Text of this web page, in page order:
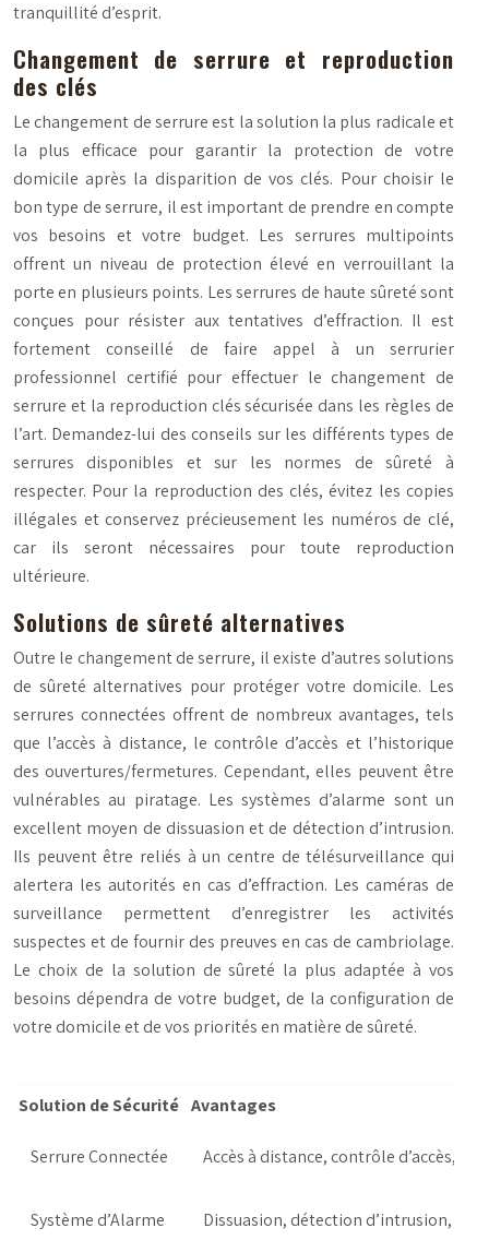
tranquillité d’esprit.
Changement de serrure et reproduction
des clés
Le changement de serrure est la solution la plus radicale et
la plus efficace pour garantir la protection de votre
domicile après la disparition de vos clés. Pour choisir le
bon type de serrure, il est important de prendre en compte
vos besoins et votre budget. Les serrures multipoints
offrent un niveau de protection élevé en verrouillant la
porte en plusieurs points. Les serrures de haute sûreté sont
conçues pour résister aux tentatives d’effraction. Il est
fortement conseillé de faire appel à un serrurier
professionnel certifié pour effectuer le changement de
serrure et la reproduction clés sécurisée dans les règles de
l’art. Demandez-lui des conseils sur les différents types de
serrures disponibles et sur les normes de sûreté à
respecter. Pour la reproduction des clés, évitez les copies
illégales et conservez précieusement les numéros de clé,
car ils seront nécessaires pour toute reproduction
ultérieure.
Solutions de sûreté alternatives
Outre le changement de serrure, il existe d’autres solutions
de sûreté alternatives pour protéger votre domicile. Les
serrures connectées offrent de nombreux avantages, tels
que l’accès à distance, le contrôle d’accès et l’historique
des ouvertures/fermetures. Cependant, elles peuvent être
vulnérables au piratage. Les systèmes d’alarme sont un
excellent moyen de dissuasion et de détection d’intrusion.
Ils peuvent être reliés à un centre de télésurveillance qui
alertera les autorités en cas d’effraction. Les caméras de
surveillance permettent d’enregistrer les activités
suspectes et de fournir des preuves en cas de cambriolage.
Le choix de la solution de sûreté la plus adaptée à vos
besoins dépendra de votre budget, de la configuration de
votre domicile et de vos priorités en matière de sûreté.
Solution de Sécurité Avantages
Serrure Connectée Accès à distance, contrôle d’accès,
Système d’Alarme Dissuasion, détection d’intrusion,